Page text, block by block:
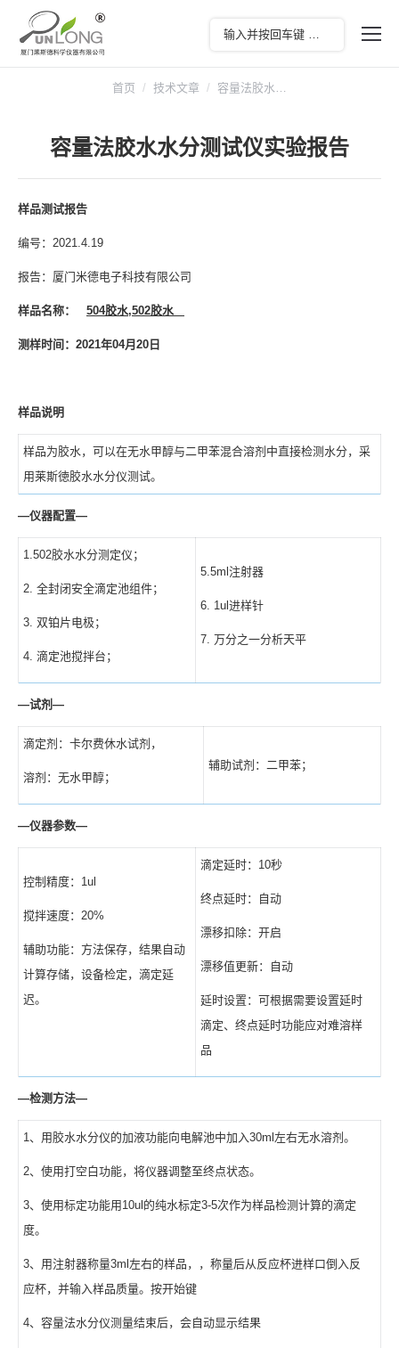
首页 技术文章 容量法胶水…
容量法胶水水分测试仪实验报告
样品测试报告
编号：2021.4.19
报告：厦门米德电子科技有限公司
样品名称： 504胶水,502胶水
测样时间： 2021年04月 20 日
样品说明
样品为胶水，可以在无水甲醇与二甲苯混合溶剂中直接检测水分，采
用莱斯徳胶水水分仪测试。
—仪器配置—
1.502胶水水分测定仪；
2. 全封闭安全滴定池组件；
3. 双铂片电极；
4. 滴定池搅拌台；
5.5ml注射器
6. 1ul进样针
7. 万分之一分析天平
—试剂 —
滴定剂：卡尔费休水试剂，
溶剂：无水甲醇；
辅助试剂：二甲苯；
—仪器参数—
控制精度：1ul
搅拌速度：20%
辅助功能：方法保存，结果自动
计算存储，设备检定，滴定延
迟。
滴定延时：10秒
终点延时：自动
漂移扣除：开启
漂移值更新：自动
延时设置：可根据需要设置延时
滴定、终点延时功能应对难溶样
品
—检测方法—
1、用胶水水分仪的加液功能向电解池中加入30ml左右无水溶剂。
2、使用打空白功能，将仪器调整至终点状态。
3、使用标定功能用10ul的纯水标定3-5次作为样品检测计算的滴定
度。
3、用注射器称量3ml左右的样品，，称量后从反应杯进样口倒入反
应杯，并输入样品质量。按开始键
4、容量法水分仪测量结束后，会自动显示结果